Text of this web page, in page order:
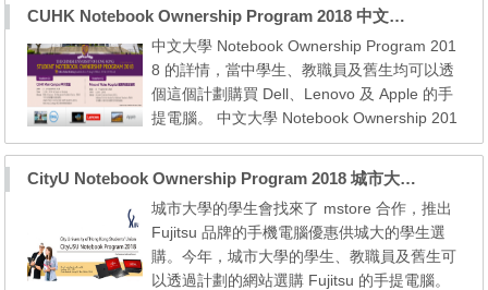
w.hknotebook.com/np18/ouhk/ 手提電腦品
牌：ASUS (https://www.hknotebook.com/np1
8/ouhk-asus/catalog) Notebooks 手提電腦 A
SUS VivoBook 1...
CUHK Notebook Ownership Program 2018 中文大學電腦優惠 – Dell, Lenovo, Apple
中文大學 Notebook Ownership Program 201
8 的詳情，當中學生、教職員及舊生均可以透
個這個計劃購買 Dell、Lenovo 及 Apple 的手
提電腦。 中文大學 Notebook Ownership 201
8 的 Roadshow 分為兩節： Roadshow 01 日
期：2018 年 9 月 3 日至 9 月 14 日 時間：1
1:00 – 20:00 (Closed on Sunday) 地點：中
大范克廉樓地庫 (玻璃房) [Dell 及 Lenovo] 新
亞書院樂群館雅盛禮舍 [Apple] Roadshow 02
日期：2018 ...
CityU Notebook Ownership Program 2018 城市大學電腦優惠 – Apple, Acer, Fujitsu, Samsung
城市大學的學生會找來了 mstore 合作，推出
Fujitsu 品牌的手機電腦優惠供城大的學生選
購。今年，城市大學的學生、教職員及舊生可
以透過計劃的網站選購 Fujitsu 的手提電腦。